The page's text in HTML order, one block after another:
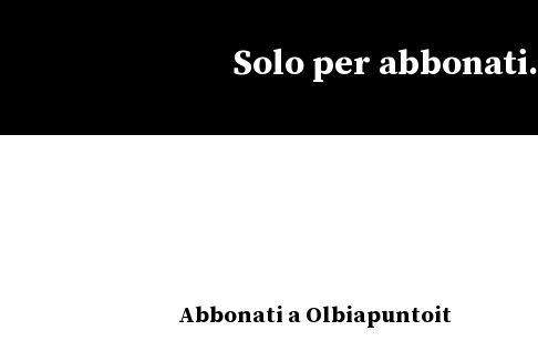
Solo per abbonati.
Abbonati a Olbiapuntoit